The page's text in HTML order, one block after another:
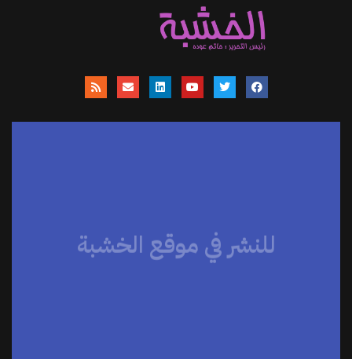
موقعنا يساهم في نشر الاخبار والمقالات